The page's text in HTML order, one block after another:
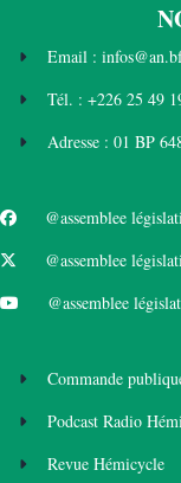
Email :
Tél. : +226 25 49
Adresse : 01 BP
@assemblee
@assemblee
@assemblee
Commande
Podcast Radio
Revue Hémicycle